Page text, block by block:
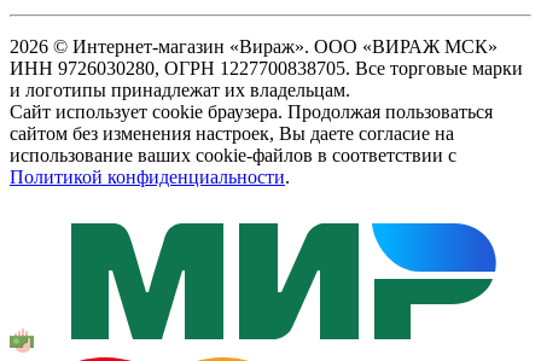
2026 © Интернет-магазин «Вираж». ООО «ВИРАЖ МСК»
ИНН 9726030280, ОГРН 1227700838705. Все торговые марки
и логотипы принадлежат их владельцам.
Сайт использует cookie браузера. Продолжая пользоваться
сайтом без изменения настроек, Вы даете согласие на
использование ваших cookie-файлов в соответствии с
Политикой конфиденциальности.